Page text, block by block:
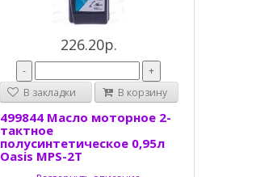
226.20р.
-
+
В закладки
В корзину
499844 Масло моторное 2-
тактное
полусинтетическое 0,95л
Oasis MPS-2T